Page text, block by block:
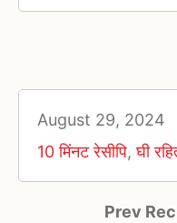
August 29, 2024
10 मिंनट रेसीपि,घी
Prev